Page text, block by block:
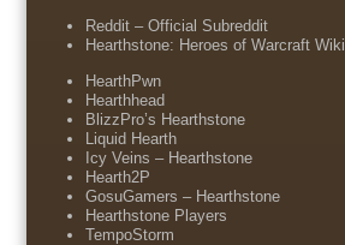
Reddit – Official Subreddit
Hearthstone: Heroes of Warcraft Wiki
HearthPwn
Hearthhead
BlizzPro’s Hearthstone
Liquid Hearth
Icy Veins – Hearthstone
Hearth2P
GosuGamers – Hearthstone
Hearthstone Players
TempoStorm